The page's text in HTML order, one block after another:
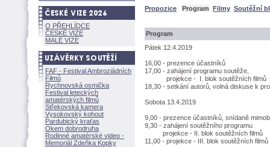
O PŘEHLÍDCE
ČESKÉ VIZE
MALÉ VIZE
FAF - Festival Ambroziádních
Filmů
Rychnovská osmička
Festival leteckých
amatérských filmů
Střekovská kamera
Vysokovský kohout
Pardubický kraťas
Okem dobrodruha
Rodinné amatérské video -
Memoriál Zdeňka Kopky
Propozice Program Filmy Soutěžní
Program
Pátek 12.4.2019
16,00 - prezence účastníků
17,00 - zahájení programu soutěže,
projekce - I. blok soutěžních filmů
18,30 - setkání autorů, volná diskuse k
Sobota 13.4.2019
9,00 - prezence účastníků, snídaně
9,30 - zahájení soutěžního programu
projekce - II. blok soutěžních filmů
11,00 - projekce - III. blok soutěžních filmů